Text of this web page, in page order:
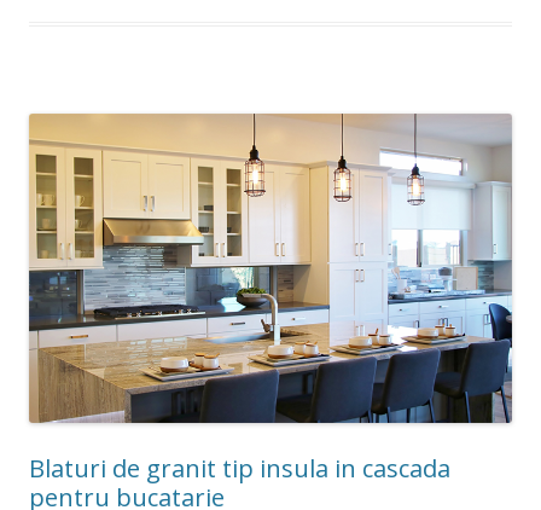
Blaturi de granit tip insula in cascada
pentru bucatarie